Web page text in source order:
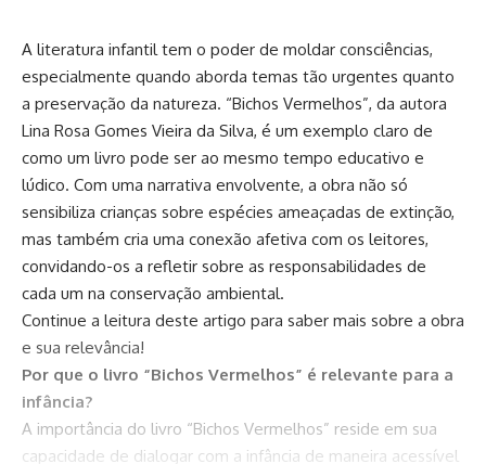
A literatura infantil tem o poder de moldar consciências,
especialmente quando aborda temas tão urgentes quanto
a preservação da natureza. “Bichos Vermelhos”, da autora
Lina Rosa Gomes Vieira da Silva, é um exemplo claro de
como um livro pode ser ao mesmo tempo educativo e
lúdico. Com uma narrativa envolvente, a obra não só
sensibiliza crianças sobre espécies ameaçadas de extinção,
mas também cria uma conexão afetiva com os leitores,
convidando-os a refletir sobre as responsabilidades de
cada um na conservação ambiental.
Continue a leitura deste artigo para saber mais sobre a obra
e sua relevância!
Por que o livro “Bichos Vermelhos” é relevante para a
infância?
A importância do livro “Bichos Vermelhos” reside em sua
capacidade de dialogar com a infância de maneira acessível